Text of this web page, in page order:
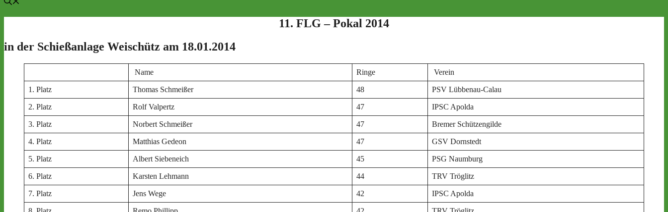
11. FLG – Pokal 2014
in der Schießanlage Weischütz am 18.01.2014
Name Ringe Verein
1. Platz Thomas Schmeißer 48 PSV Lübbenau-Calau
2. Platz Rolf Valpertz 47 IPSC Apolda
3. Platz Norbert Schmeißer 47 Bremer Schützengilde
4. Platz Matthias Gedeon 47 GSV Dornstedt
5. Platz Albert Siebeneich 45 PSG Naumburg
6. Platz Karsten Lehmann 44 TRV Tröglitz
7. Platz Jens Wege 42 IPSC Apolda